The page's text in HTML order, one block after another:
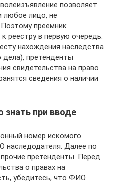
позволяет
любое лицо, не
преемник
реестру в первую очередь.
нахождения наследства
дела), претенденты
свидетельства на право
сведения о наличии
при вводе
номер искомого
наследодателя. Далее по
претенденты. Перед
о правах на
убедитесь, что ФИО